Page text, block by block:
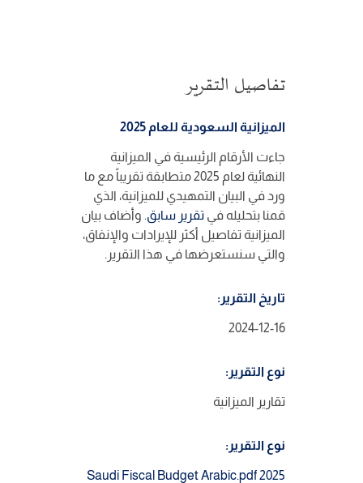
تفاصيل التقرير
الميزانية السعودية للعام 2025
جاءت الأرقام الرئيسية في الميزانية
النهائية لعام 2025 متطابقة تقريباً مع ما
ورد في البيان التمهيدي للميزانية، الذي
قمنا بتحليله في تقرير سابق. وأضاف بيان
الميزانية تفاصيل أكثر للإيرادات والإنفاق،
والتي سنستعرضها في هذا التقرير.
تاريخ التقرير:
2024-12-16
نوع التقرير:
تقارير الميزانية
نوع التقرير:
2025 Saudi Fiscal Budget Arabic.pdf